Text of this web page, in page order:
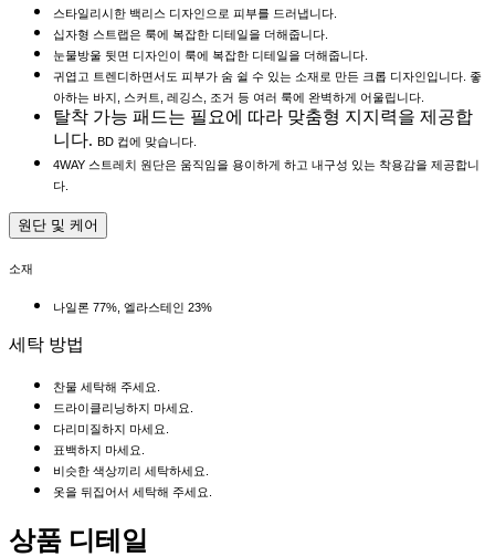
스타일리시한 백리스 디자인으로 피부를 드러냅니다.
십자형 스트랩은 룩에 복잡한 디테일을 더해줍니다.
눈물방울 뒷면 디자인이 룩에 복잡한 디테일을 더해줍니다.
귀엽고 트렌디하면서도 피부가 숨 쉴 수 있는 소재로 만든 크롭 디자인입니다. 좋
아하는 바지, 스커트, 레깅스, 조거 등 여러 룩에 완벽하게 어울립니다.
탈착 가능 패드는 필요에 따라 맞춤형 지지력을 제공합
니다. BD 컵에 맞습니다.
4WAY 스트레치 원단은 움직임을 용이하게 하고 내구성 있는 착용감을 제공합니
다.
원단 및 케어
소재
나일론 77%, 엘라스테인 23%
세탁 방법
찬물 세탁해 주세요.
드라이클리닝하지 마세요.
다리미질하지 마세요.
표백하지 마세요.
비슷한 색상끼리 세탁하세요.
옷을 뒤집어서 세탁해 주세요.
상품 디테일